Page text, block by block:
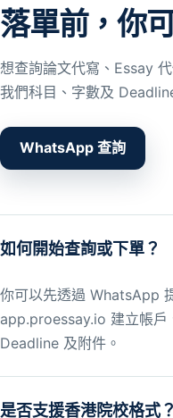
落單前，你
想查詢論文代寫、Essay
我們科目、字數及
WhatsApp 查詢
如何開始查詢或下單？
你可以先透過 WhatsApp
app.proessay.io 建立帳戶
Deadline 及附件。
是否支援香港院校格式？